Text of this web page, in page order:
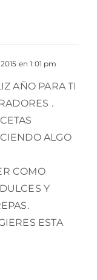
en 1:01 pm
AÑO PARA TI
.
ALGO
COMO
Y
ESTA